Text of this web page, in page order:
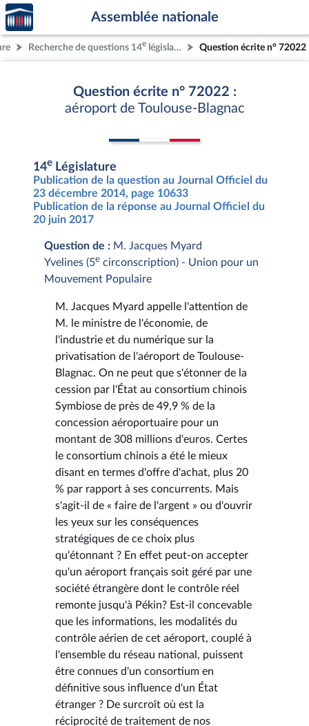
Aller au contenu
Aller en bas de la page
Accèder
à la
page
d'accueil
Assemblée nationale
Recherche de questions 14e législature Question écrite n° 72022
Question écrite n° 72022 :
aéroport de Toulouse-Blagnac
14e Législature
Publication de la question au Journal Officiel du
23 décembre 2014, page 10633
Publication de la réponse au Journal Officiel du
20 juin 2017
Question de : M. Jacques Myard
Yvelines (5e circonscription) - Union pour un
Mouvement Populaire
M. Jacques Myard appelle l'attention de
M. le ministre de l'économie, de
l'industrie et du numérique sur la
privatisation de l'aéroport de Toulouse-
Blagnac. On ne peut que s'étonner de la
cession par l'État au consortium chinois
Symbiose de près de 49,9 % de la
concession aéroportuaire pour un
montant de 308 millions d'euros. Certes
le consortium chinois a été le mieux
disant en termes d'offre d'achat, plus 20
% par rapport à ses concurrents. Mais
s'agit-il de « faire de l'argent » ou d'ouvrir
les yeux sur les conséquences
stratégiques de ce choix plus
qu'étonnant ? En effet peut-on accepter
qu'un aéroport français soit géré par une
société étrangère dont le contrôle réel
remonte jusqu'à Pékin? Est-il concevable
que les informations, les modalités du
contrôle aérien de cet aéroport, couplé à
l'ensemble du réseau national, puissent
être connues d'un consortium en
définitive sous influence d'un État
étranger ? De surcroît où est la
réciprocité de traitement de nos